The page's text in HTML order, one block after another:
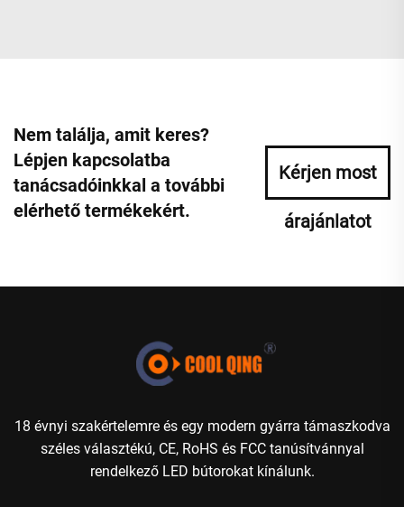
Nem találja, amit keres?
Lépjen kapcsolatba
tanácsadóinkkal a további
elérhető termékekért.
Kérjen most
árajánlatot
18 évnyi szakértelemre és egy modern gyárra támaszkodva
széles választékú, CE, RoHS és FCC tanúsítvánnyal
rendelkező LED bútorokat kínálunk.